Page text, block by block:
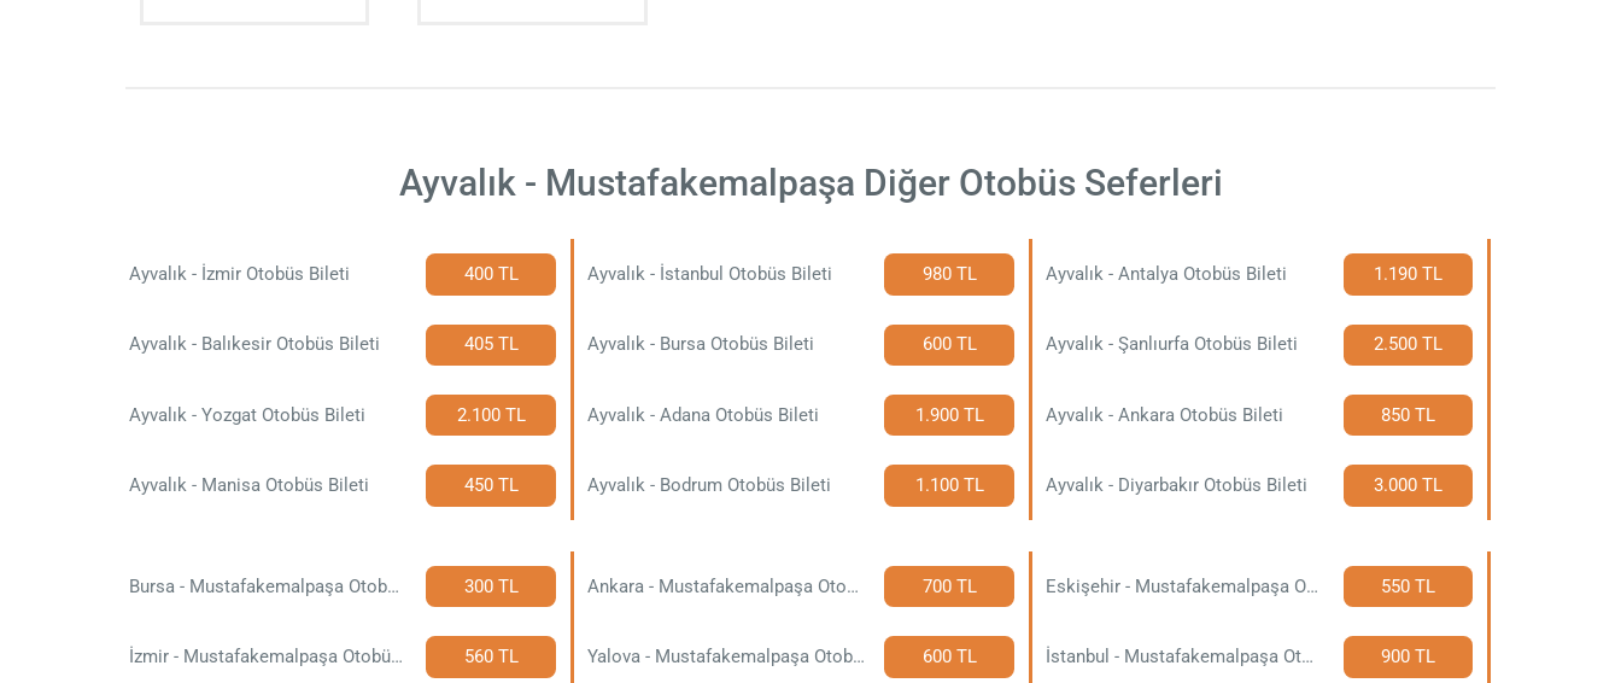
Ayvalık - Mustafakemalpaşa Diğer Otobüs Seferleri
Ayvalık - İzmir Otobüs Bileti 400 TL Ayvalık - İstanbul Otobüs Bileti 980 TL Ayvalık - Antalya Otobüs Bileti 1.190 TL
Ayvalık - Balıkesir Otobüs Bileti 405 TL Ayvalık - Bursa Otobüs Bileti 600 TL Ayvalık - Şanlıurfa Otobüs Bileti 2.500 TL
Ayvalık - Yozgat Otobüs Bileti 2.100 TL Ayvalık - Adana Otobüs Bileti 1.900 TL Ayvalık - Ankara Otobüs Bileti 850 TL
Ayvalık - Manisa Otobüs Bileti 450 TL Ayvalık - Bodrum Otobüs Bileti 1.100 TL Ayvalık - Diyarbakır Otobüs Bileti 3.000 TL
Bursa - Mustafakemalpaşa Otobüs Bileti 300 TL Ankara - Mustafakemalpaşa Otobüs Bileti 700 TL Eskişehir - Mustafakemalpaşa Otobüs Bileti 550 TL
İzmir - Mustafakemalpaşa Otobüs Bileti 560 TL Yalova - Mustafakemalpaşa Otobüs Bileti 600 TL İstanbul - Mustafakemalpaşa Otobüs Bileti 900 TL